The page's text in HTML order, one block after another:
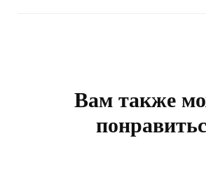
Вам также